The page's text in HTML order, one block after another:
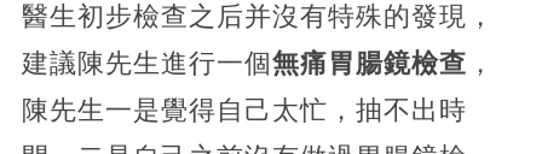
醫生初步檢查之后并沒有特殊的發現，
建議陳先生進行一個無痛胃腸鏡檢查 ，
陳先生一是覺得自己太忙，抽不出時